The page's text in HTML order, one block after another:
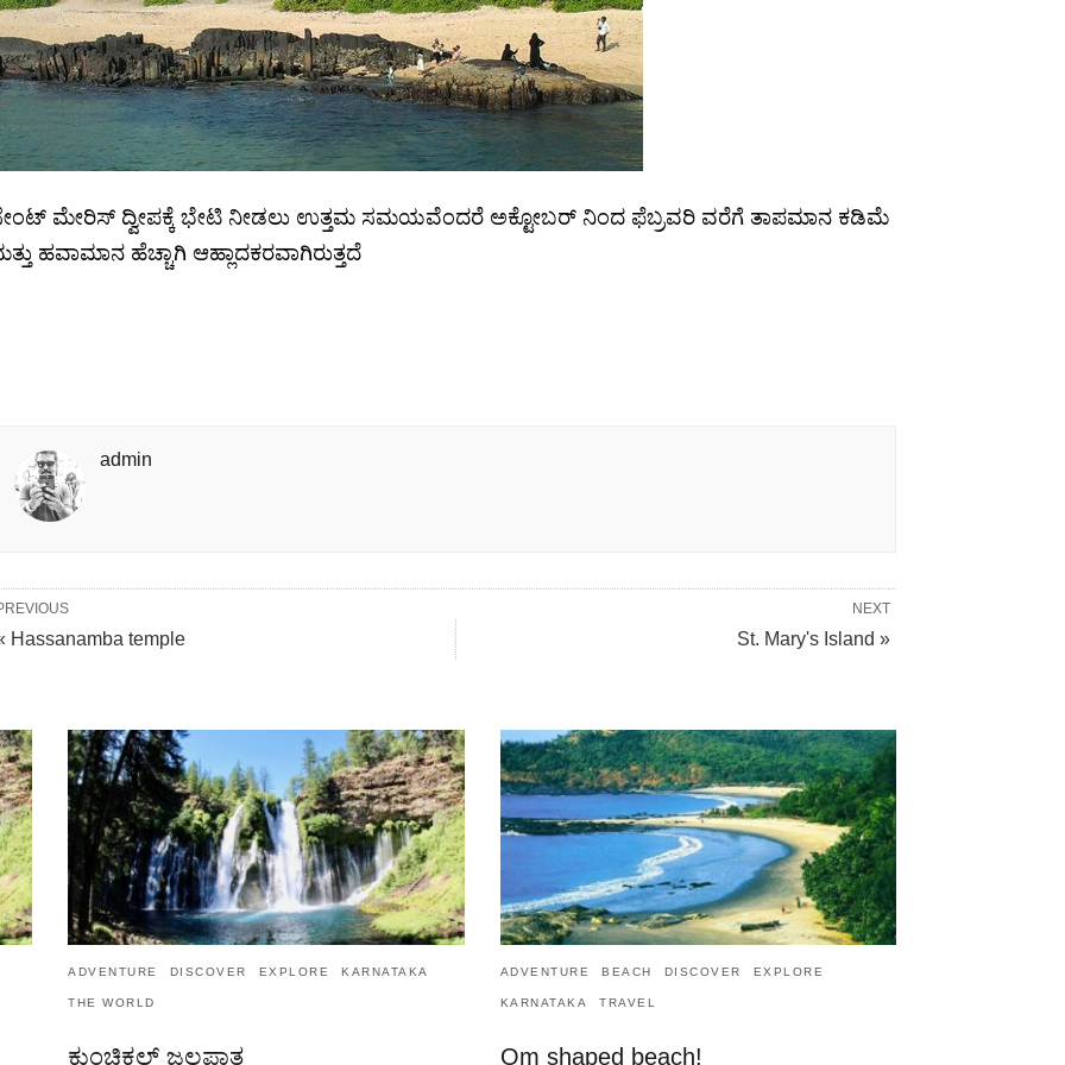
ಮೇರಿಸ್ ದ್ವೀಪಕ್ಕೆ ಭೇಟಿ ನೀಡಲು ಉತ್ತಮ ಸಮಯವೆಂದರೆ ಅಕ್ಟೋಬರ್ ನಿಂದ ಫೆಬ್ರವರಿ ವರೆಗೆ ತಾಪಮಾನ ಕಡಿಮೆ
ಹವಾಮಾನ ಹೆಚ್ಚಾಗಿ ಆಹ್ಲಾದಕರವಾಗಿರುತ್ತದೆ
admin
NEXT
St. Mary's Island »
Hassanamba temple
ADVENTURE DISCOVER EXPLORE KARNATAKA
THE WORLD
ಕುಂಚಿಕಲ್ ಜಲಪಾತ
ADVENTURE BEACH DISCOVER EXPLORE
KARNATAKA TRAVEL
Om shaped beach!